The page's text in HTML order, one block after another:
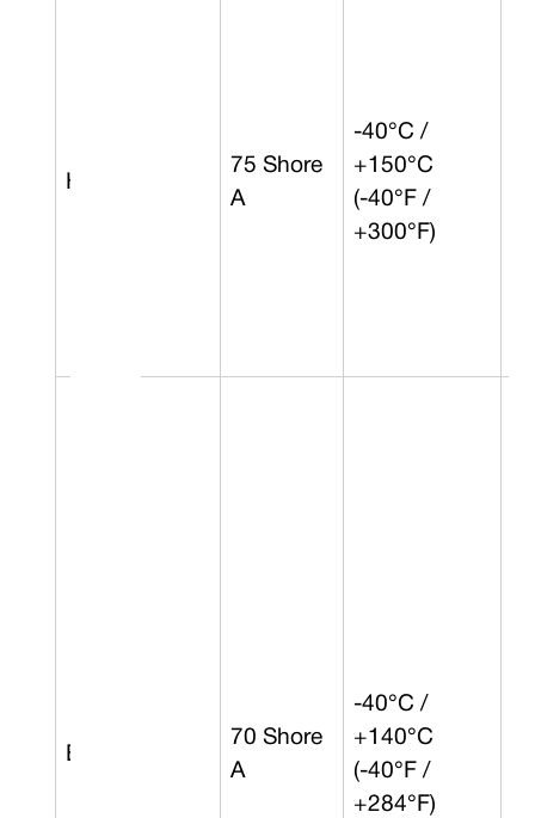
HNBR
75 Shore
A
-40°C /
+150°C
(-40°F /
+300°F)
EPDM
70 Shore
A
-40°C /
+140°C
(-40°F /
+284°F)